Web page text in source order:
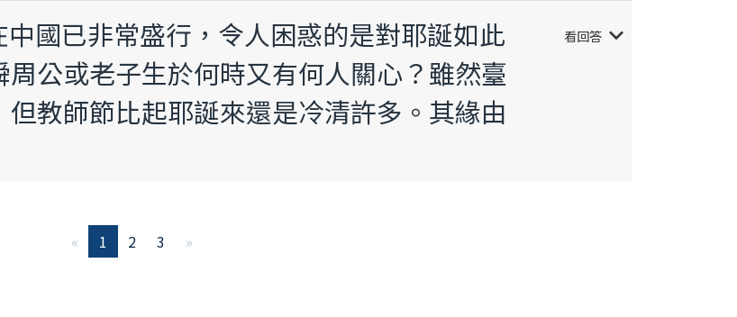
國已非常盛行，令人困惑的是對耶誕如此
公或老子生於何時又有何人關心？雖然臺
教師節比起耶誕來還是冷清許多。其緣由
看回答 keyboard_arrow_down
« 1 2 3 »